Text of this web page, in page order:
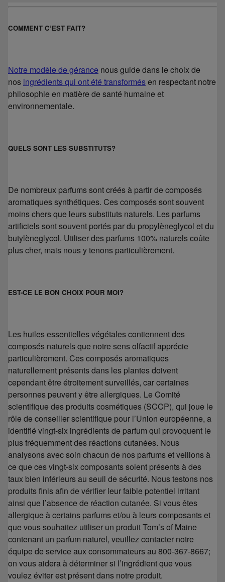
COMMENT C’EST FAIT?
Notre modèle de gérance nous guide dans le choix de
nos ingrédients qui ont été transformésen respectant notre
philosophie en matière de santé humaine et
environnementale.
QUELS SONT LES SUBSTITUTS?
De nombreux parfums sont créés à partir de composés
aromatiques synthétiques. Ces composés sont souvent
moins chers que leurs substituts naturels. Les parfums
artificiels sont souvent portés par du propylèneglycol et du
butylèneglycol. Utiliser des parfums 100% naturels coûte
plus cher, mais nous y tenons particulièrement.
EST-CE LE BON CHOIX POUR MOI?
Les huiles essentielles végétales contiennent des
composés naturels que notre sens olfactif apprécie
particulièrement. Ces composés aromatiques
naturellement présents dans les plantes doivent
cependant être étroitement surveillés, car certaines
personnes peuvent y être allergiques. Le Comité
scientifique des produits cosmétiques (SCCP), qui joue le
rôle de conseiller scientifique pour l’Union européenne, a
identifié vingt-six ingrédients de parfum qui provoquent le
plus fréquemment des réactions cutanées. Nous
analysons avec soin chacun de nos parfums et veillons à
ce que ces vingt-six composants soient présents à des
taux bien inférieurs au seuil de sécurité. Nous testons nos
produits finis afin de vérifier leur faible potentiel irritant
ainsi que l’absence de réaction cutanée. Si vous êtes
allergique à certains parfums et/ou à leurs composants et
que vous souhaitez utiliser un produit Tom’s of Maine
contenant un parfum naturel, veuillez contacter notre
équipe de service aux consommateurs au 800-367-8667;
on vous aidera à déterminer si l’ingrédient que vous
voulez éviter est présent dans notre produit.